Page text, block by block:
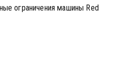
ограничения машины Red